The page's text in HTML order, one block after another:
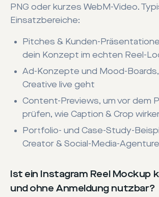
PNG oder kurzes WebM-Video.
Einsatzbereiche:
Pitches & Kunden-
dein Konzept im echten Reel-
Ad-Konzepte und Mood-
Creative live geht
Content-Previews, um vor dem
prüfen, wie Caption & Crop
Portfolio- und Case-Study-
Creator & Social-Media-
Ist ein Instagram Reel Mockup
und ohne Anmeldung nutzbar?